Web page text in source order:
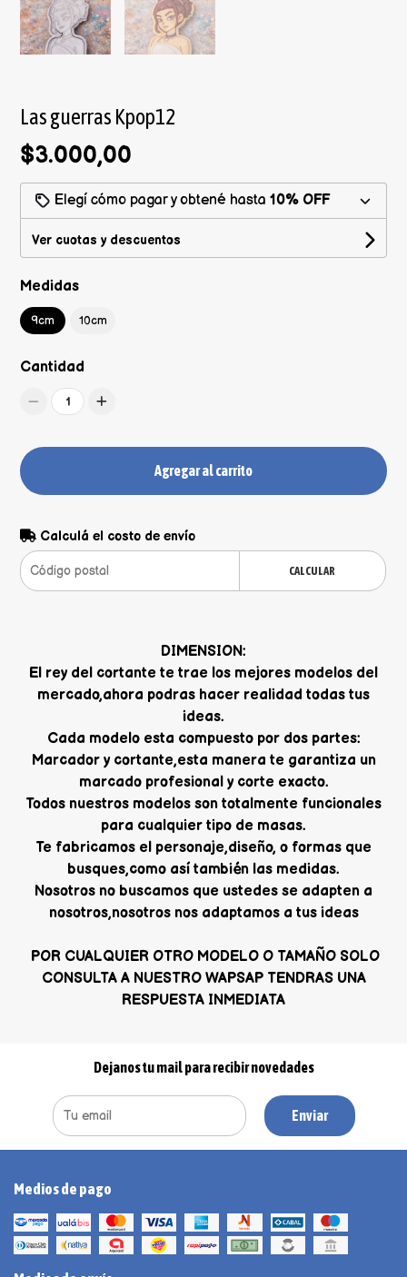
Las guerras Kpop12
$3.000,00
Elegí cómo pagar y obtené hasta10% OFF
Ver cuotas y descuentos
Medidas
9cm 10cm
Cantidad
1
Agregar al carrito
Calculá el costo de envío
CALCULAR
DIMENSION:
El rey del cortante te trae los mejores modelos del
mercado,ahora podras hacer realidad todas tus
ideas.
Cada modelo esta compuesto por dos partes:
Marcador y cortante,esta manera te garantiza un
marcado profesional y corte exacto.
Todos nuestros modelos son totalmente funcionales
para cualquier tipo de masas.
Te fabricamos el personaje,diseño, o formas que
busques,como así también las medidas.
Nosotros no buscamos que ustedes se adapten a
nosotros,nosotros nos adaptamos a tus ideas
POR CUALQUIER OTRO MODELO O TAMAÑO SOLO
CONSULTA A NUESTRO WAPSAP TENDRAS UNA
RESPUESTA INMEDIATA
Dejanos tu mail para recibir novedades
Enviar
Medios de pago